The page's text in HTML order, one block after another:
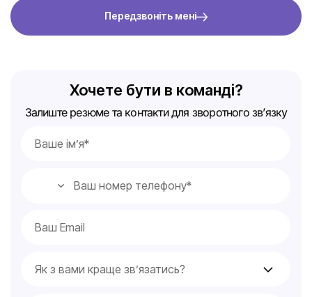
Передзвоніть мені
Хочете бути в команді?
Залиште резюме та контакти для зворотного зв’язку